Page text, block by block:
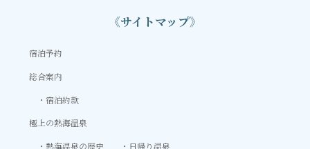
《サイトマップ》
宿泊予約
総合案内
宿泊約款
極上の熱海温泉
熱海温泉の歴史
日帰り温泉